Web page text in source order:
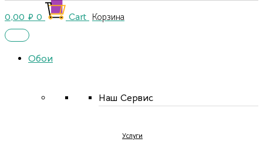
0,00 ₽ 0 Cart
Обои
Наш Сервис
Услуги